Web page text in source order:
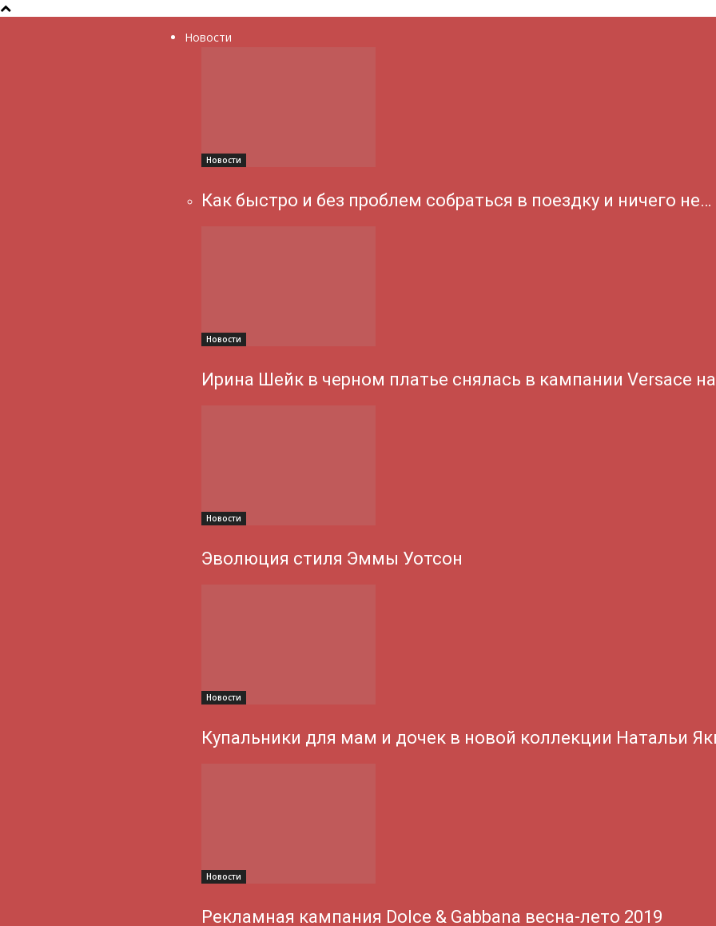
Новости
Новости
Как быстро и без проблем собраться в поездку и ничего не…
Новости
Ирина Шейк в черном платье снялась в кампании Versace
Новости
Эволюция стиля Эммы Уотсон
Новости
Купальники для мам и дочек в новой коллекции Натальи
Новости
Рекламная кампания Dolce & Gabbana весна-лето 2019